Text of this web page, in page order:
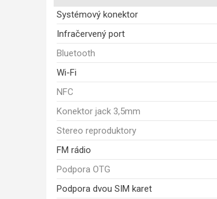
Systémový konektor
Infračervený port
Bluetooth
Wi-Fi
NFC
Konektor jack 3,5mm
Stereo reproduktory
FM rádio
Podpora OTG
Podpora dvou SIM karet